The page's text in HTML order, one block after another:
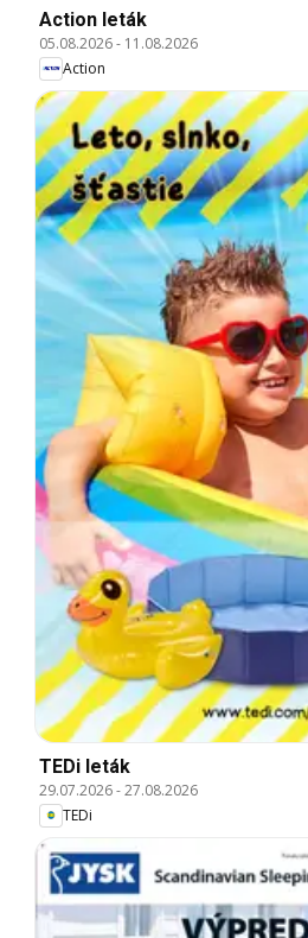
Action leták
05.08.2026- 11.08.2026
Action
TEDi leták
29.07.2026-27.08.2026
TEDi